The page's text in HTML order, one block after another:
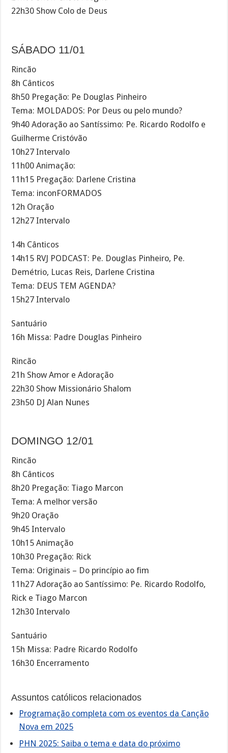
22h30 Show Colo de Deus
SÁBADO 11/01
Rincão
8h Cânticos
8h50 Pregação: Pe Douglas Pinheiro
Tema: MOLDADOS: Por Deus ou pelo mundo?
9h40 Adoração ao Santíssimo: Pe. Ricardo Rodolfo e
Guilherme Cristóvão
10h27 Intervalo
11h00 Animação:
11h15 Pregação: Darlene Cristina
Tema: inconFORMADOS
12h Oração
12h27 Intervalo
14h Cânticos
14h15 RVJ PODCAST: Pe. Douglas Pinheiro, Pe.
Demétrio, Lucas Reis, Darlene Cristina
Tema: DEUS TEM AGENDA?
15h27 Intervalo
Santuário
16h Missa: Padre Douglas Pinheiro
Rincão
21h Show Amor e Adoração
22h30 Show Missionário Shalom
23h50 DJ Alan Nunes
DOMINGO 12/01
Rincão
8h Cânticos
8h20 Pregação: Tiago Marcon
Tema: A melhor versão
9h20 Oração
9h45 Intervalo
10h15 Animação
10h30 Pregação: Rick
Tema: Originais – Do princípio ao fim
11h27 Adoração ao Santíssimo: Pe. Ricardo Rodolfo,
Rick e Tiago Marcon
12h30 Intervalo
Santuário
15h Missa: Padre Ricardo Rodolfo
16h30 Encerramento
Assuntos católicos relacionados
Programação completa com os eventos da Canção
Nova em 2025
PHN 2025: Saiba o tema e data do próximo